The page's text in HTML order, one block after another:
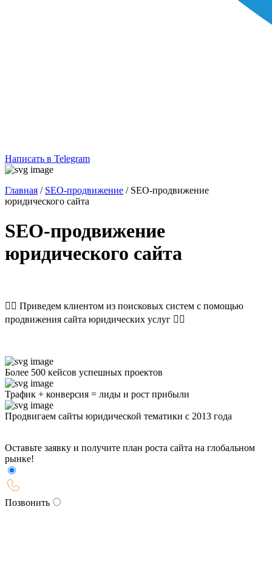
Написать в Telegram
Главная / SEO-продвижение / SEO-продвижение
юридического сайта
SEO-продвижение
юридического сайта
👨‍⚖️ Приведем клиентом из поисковых систем с помощью
продвижения сайта юридических услуг 👩‍⚖️
Более 500 кейсов успешных проектов
Трафик + конверсия = лиды и рост прибыли
Продвигаем сайты юридической тематики с 2013 года
Оставьте заявку и получите план роста сайта на глобальном
рынке!
Позвонить